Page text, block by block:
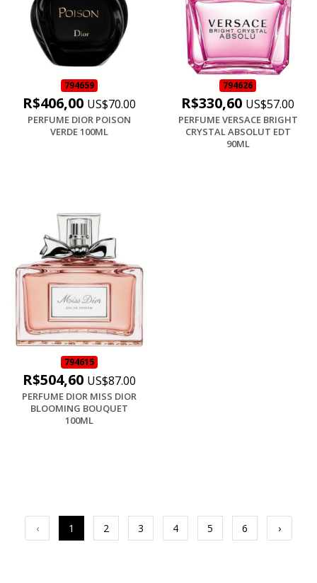
794659
R$406,00 US$70.00
PERFUME DIOR POISON
VERDE 100ML
794626
R$330,60 US$57.00
PERFUME VERSACE BRIGHT
CRYSTAL ABSOLUT EDT
90ML
794615
R$504,60 US$87.00
PERFUME DIOR MISS DIOR
BLOOMING BOUQUET
100ML
‹ 1 2 3 4 5 6 ›